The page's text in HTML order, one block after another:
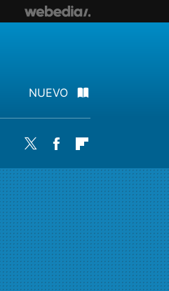
NUEVO
Twitter Facebook